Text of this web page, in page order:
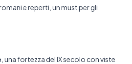
e reperti, un must per gli
, una fortezza del IX secolo con viste